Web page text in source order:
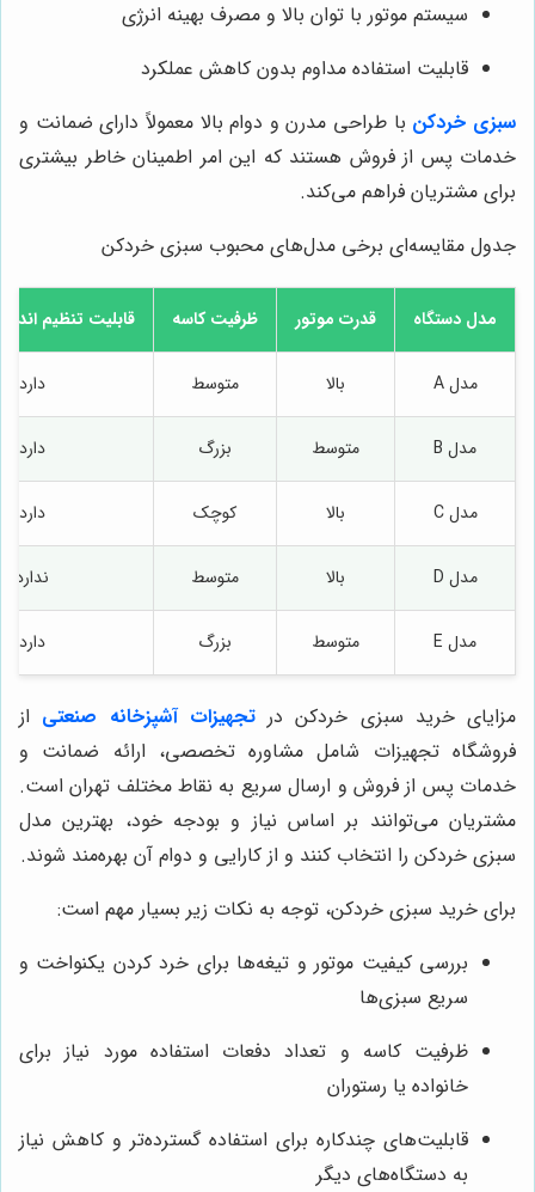
سیستم موتور با توان بالا و مصرف بهینه انرژی
قابلیت استفاده مداوم بدون کاهش عملکرد
سبزی خردکن با طراحی مدرن و دوام بالا معمولاً دارای ضمانت و
خدمات پس از فروش هستند که این امر اطمینان خاطر بیشتری
برای مشتریان فراهم می‌کند.
جدول مقایسه‌ای برخی مدل‌های محبوب سبزی خردکن
مدل دستگاه قدرت موتور ظرفیت کاسه قابلیت تنظیم
مدل A بالا متوسط دارد
مدل B متوسط بزرگ دارد
مدل C بالا کوچک دارد
مدل D بالا متوسط ندارد
مدل E متوسط بزرگ دارد
مزایای خرید سبزی خردکن درتجهیزات آشپزخانه صنعتی از
فروشگاه تجهیزات شامل مشاوره تخصصی، ارائه ضمانت و
خدمات پس از فروش و ارسال سریع به نقاط مختلف تهران است.
مشتریان می‌توانند بر اساس نیاز و بودجه خود، بهترین مدل
سبزی خردکن را انتخاب کنند و از کارایی و دوام آن بهره‌مند شوند.
برای خرید سبزی خردکن، توجه به نکات زیر بسیار مهم است:
بررسی کیفیت موتور و تیغه‌ها برای خرد کردن یکنواخت و
سریع سبزی‌ها
ظرفیت کاسه و تعداد دفعات استفاده مورد نیاز برای
خانواده یا رستوران
قابلیت‌های چندکاره برای استفاده گسترده‌تر و کاهش نیاز
به دستگاه‌های دیگر